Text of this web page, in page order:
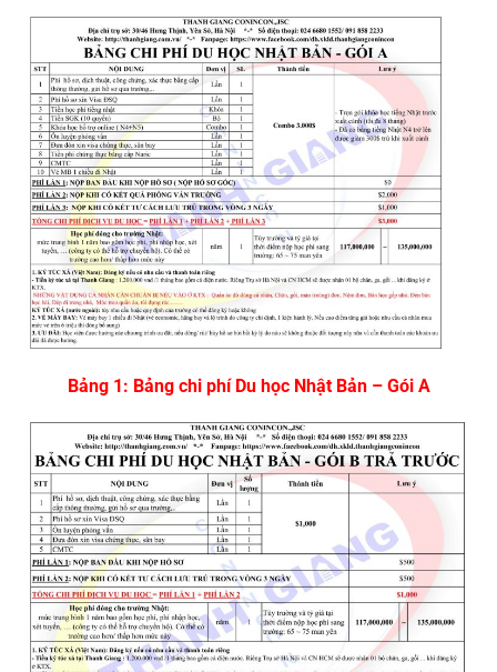
Bảng 1: Bảng chi phí Du học Nhật Bản – Gói A